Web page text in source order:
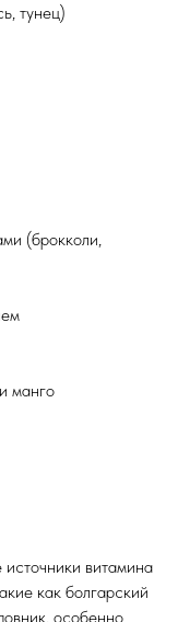
тунец)
(брокколи,
манго
витамина
как болгарский
особенно